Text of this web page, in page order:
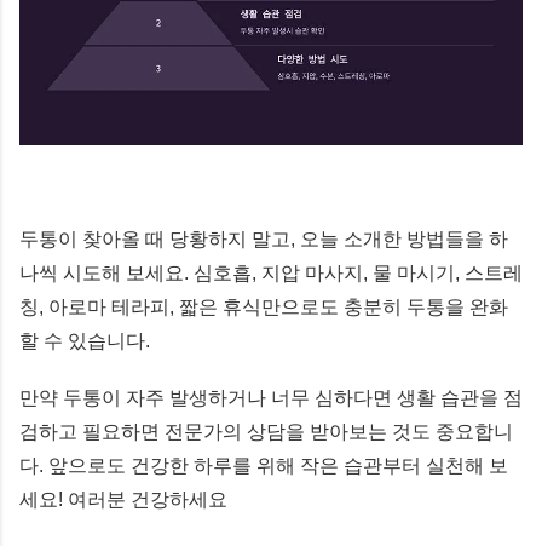
두통이 찾아올 때 당황하지 말고, 오늘 소개한 방법들을 하
나씩 시도해 보세요. 심호흡, 지압 마사지, 물 마시기, 스트레
칭, 아로마 테라피, 짧은 휴식만으로도 충분히 두통을 완화
할 수 있습니다.
만약 두통이 자주 발생하거나 너무 심하다면 생활 습관을 점
검하고 필요하면 전문가의 상담을 받아보는 것도 중요합니
다. 앞으로도 건강한 하루를 위해 작은 습관부터 실천해 보
세요! 여러분 건강하세요